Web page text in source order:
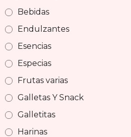
Bebidas
Endulzantes
Esencias
Especias
Frutas varias
Galletas Y Snack
Galletitas
Harinas